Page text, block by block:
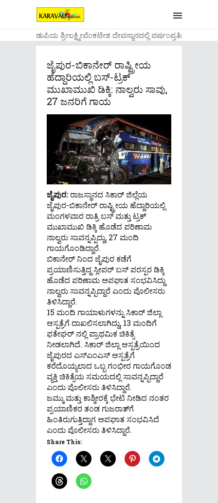
....ಉಡುಪಿಯ ಶ್ರೀಲಕ್ಷ್ಮೀವೆ೦ಕಟೇಶ ದೇವಸ್ಥಾನದಲ್ಲಿ ವರ್ಷ೦ಪ್ರತಿಯ
ಜೈಪುರ-ಬಿಕಾನೇರ್ ರಾಷ್ಟ್ರೀಯ
ಹೆದ್ದಾರಿಯಲ್ಲಿ ಬಸ್-ಟ್ರಕ್
ಮುಖಾಮುಖಿ ಡಿಕ್ಕಿ: ನಾಲ್ವರು ಸಾವು,
27 ಜನರಿಗೆ ಗಾಯ
ಜೈಪುರ: ರಾಜಸ್ಥಾನದ ಸಿಕಾರ್ ಜಿಲ್ಲೆಯ
ಜೈಪುರ-ಬಿಕಾನೇರ್ ರಾಷ್ಟ್ರೀಯ ಹೆದ್ದಾರಿಯಲ್ಲಿ
ಮಂಗಳವಾರ ರಾತ್ರಿ ಬಸ್ ಮತ್ತು ಟ್ರಕ್
ಮುಖಾಮುಖಿ ಡಿಕ್ಕಿ ಹೊಡೆದ ಪರಿಣಾಮ
ನಾಲ್ವರು ಸಾವನ್ನಪ್ಪಿದ್ದು, 27 ಮಂದಿ
ಗಾಯಗೊಂಡಿದ್ದಾರೆ.
ಬಿಕಾನೇರ್ ನಿಂದ ಜೈಪುರ ಕಡೆಗೆ
ಪ್ರಯಾಣಿಸುತ್ತಿದ್ದ ಸ್ಲೀಪರ್ ಬಸ್ ಪರಸ್ಪರ ಡಿಕ್ಕಿ
ಹೊಡೆದ ಪರಿಣಾಮ ಅಪಘಾತ ಸಂಭವಿಸಿದ್ದು
ನಾಲ್ವರು ಸಾವನ್ನಪ್ಪಿದ್ದಾರೆ ಎಂದು ಪೊಲೀಸರು
ತಿಳಿಸಿದ್ದಾರೆ.
15 ಮಂದಿ ಗಾಯಾಳುಗಳನ್ನು ಸಿಕಾರ್ ಜಿಲ್ಲಾ
ಆಸ್ಪತ್ರೆಗೆ ದಾಖಲಿಸಲಾಗಿದ್ದು, 13 ಮಂದಿಗೆ
ಫತೇಘರ್ ನಲ್ಲಿ ಪ್ರಾಥಮಿಕ ಚಿಕಿತ್ಸೆ
ನೀಡಲಾಗಿದೆ. ಸಿಕಾರ್ ಜಿಲ್ಲಾ ಆಸ್ಪತ್ರೆಯಿಂದ
ಜೈಪುರದ ಎಸ್‌ಎಂಎಸ್ ಆಸ್ಪತ್ರೆಗೆ
ಕರೆದೊಯ್ಯಲಾದ ಒಬ್ಬ ಗಂಭೀರ ಗಾಯಗೊಂಡ
ವ್ಯಕ್ತಿ ಚಿಕಿತ್ಸೆಯ ಸಮಯದಲ್ಲಿ ಸಾವನ್ನಪ್ಪಿದ್ದಾರೆ
ಎಂದು ಪೊಲೀಸರು ತಿಳಿಸಿದ್ದಾರೆ.
ಜಮ್ಮು ಮತ್ತು ಕಾಶ್ಮೀರಕ್ಕೆ ಭೇಟಿ ನೀಡಿದ ನಂತರ
ಪ್ರಯಾಣಿಕರ ತಂಡ ಗುಜರಾತ್‌ಗೆ
ಹಿಂತಿರುಗುತ್ತಿದ್ದಾಗ ಅಪಘಾತ ಸಂಭವಿಸಿದೆ
ಎಂದು ಪೊಲೀಸರು ತಿಳಿಸಿದ್ದಾರೆ.
Share This: